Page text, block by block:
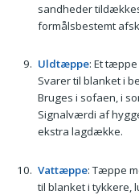
sandheder
formålsbestemt
Uldtæppe: Et
Svarer til blanket i
Bruges i sofaen, i
Signalværdi af
ekstra lagdække.
Vattæppe: Tæppe
til blanket i tykkere,